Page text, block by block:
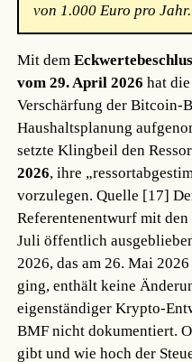
von 1.000 Euro pro Jahr.
Mit dem
vom 29. April 2026 hat
Verschärfung der Bitcoin-
Haushaltsplanung
setzte Klingbeil den
2026, ihre
vorzulegen.Quelle [17]
Referentenentwurf mit
Juli öffentlich
2026, das am 26. Mai
ging, enthält keine
eigenständiger Krypto-
BMF nicht dokumentiert.
gibt und wie hoch der